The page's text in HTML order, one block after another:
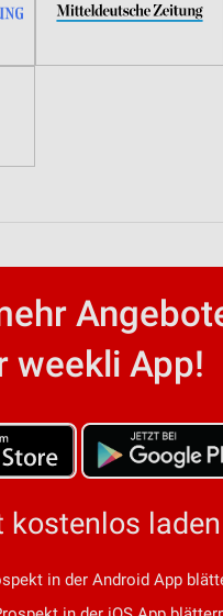
weekli App!
kostenlos laden
in der Android App